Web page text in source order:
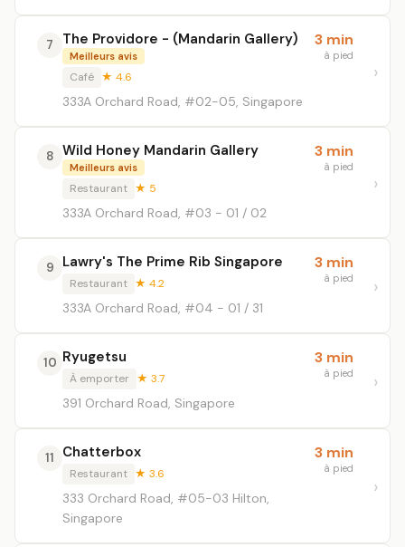
7 The Providore - (Mandarin Gallery)
Meilleurs avis
Café ★ 4.6
333A Orchard Road, #02-05, Singapore
3 min
à pied
8 Wild Honey Mandarin Gallery
Meilleurs avis
Restaurant ★ 5
333A Orchard Road, #03 - 01 / 02
3 min
à pied
9 Lawry's The Prime Rib Singapore
Restaurant ★ 4.2
333A Orchard Road, #04 - 01 / 31
3 min
à pied
10 Ryugetsu
À emporter ★ 3.7
391 Orchard Road, Singapore
3 min
à pied
11 Chatterbox
Restaurant ★ 3.6
333 Orchard Road, #05-03 Hilton,
Singapore
3 min
à pied